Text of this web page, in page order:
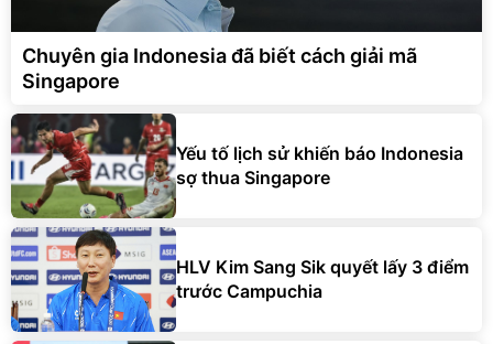
Chuyên gia Indonesia đã biết cách giải mã
Singapore
Yếu tố lịch sử khiến báo Indonesia
sợ thua Singapore
HLV Kim Sang Sik quyết lấy 3 điểm
trước Campuchia